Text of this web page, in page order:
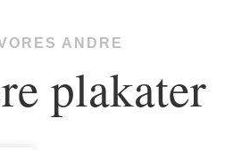
ANDRE
plakater